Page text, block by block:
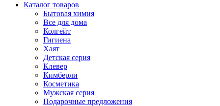
Каталог товаров
Бытовая химия
Все для дома
Колгейт
Гигиена
Хаят
Детская серия
Клевер
Кимберли
Косметика
Мужская серия
Подарочные предложения